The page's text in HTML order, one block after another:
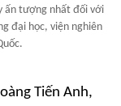
ấn tượng nhất đối với
đại học, viện nghiên
Tiến Anh,